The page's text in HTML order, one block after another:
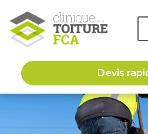
Devis